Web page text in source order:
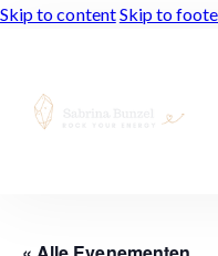
Skip to contentSkip to